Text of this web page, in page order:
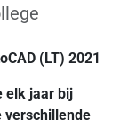
(LT) 2021
elk jaar bij
verschillende